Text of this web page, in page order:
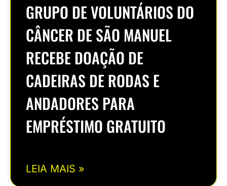
GRUPO DE VOLUNTÁRIOS DO
CÂNCER DE SÃO MANUEL
RECEBE DOAÇÃO DE
CADEIRAS DE RODAS E
ANDADORES PARA
EMPRÉSTIMO GRATUITO
LEIA MAIS »